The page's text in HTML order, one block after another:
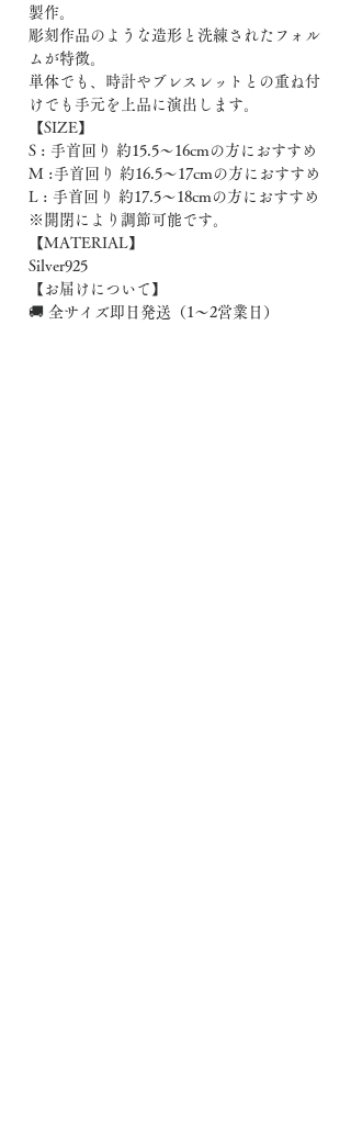
製作。
彫刻作品のような造形と洗練されたフォル
ムが特徴。
単体でも、時計やブレスレットとの重ね付
けでも手元を上品に演出します。
【SIZE】
S : 手首回り 約15.5〜16cmの方におすすめ
M :手首回り 約16.5〜17cmの方におすすめ
L : 手首回り 約17.5〜18cmの方におすすめ
※開閉により調節可能です。
【MATERIAL】
Silver925
【お届けについて】
🚚 全サイズ即日発送（1〜2営業日）